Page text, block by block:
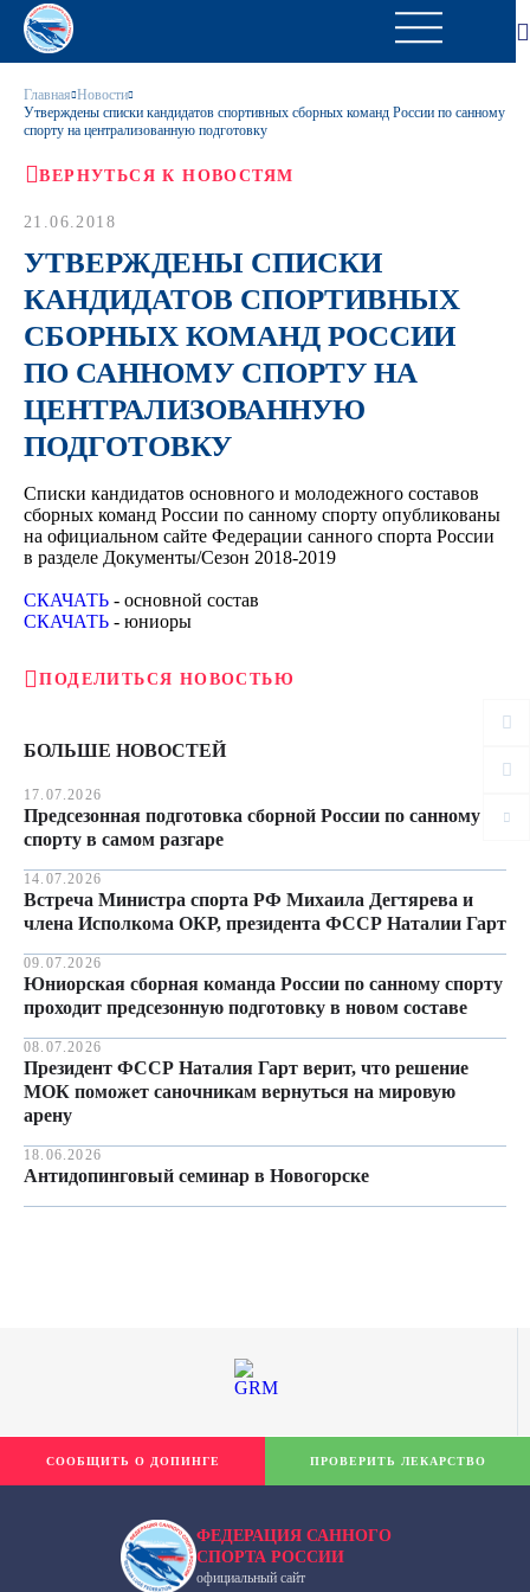
Главная Новости
Утверждены списки кандидатов спортивных сборных команд России по санному
спорту на централизованную подготовку
ВЕРНУТЬСЯ К НОВОСТЯМ
21.06.2018
УТВЕРЖДЕНЫ СПИСКИ
КАНДИДАТОВ СПОРТИВНЫХ
СБОРНЫХ КОМАНД РОССИИ
ПО САННОМУ СПОРТУ НА
ЦЕНТРАЛИЗОВАННУЮ
ПОДГОТОВКУ
Списки кандидатов основного и молодежного составов
сборных команд России по санному спорту опубликованы
на официальном сайте Федерации санного спорта России
в разделе Документы/Сезон 2018-2019
СКАЧАТЬ - основной состав
СКАЧАТЬ - юниоры
ПОДЕЛИТЬСЯ НОВОСТЬЮ
БОЛЬШЕ НОВОСТЕЙ
17.07.2026
Предсезонная подготовка сборной России по санному
спорту в самом разгаре
14.07.2026
Встреча Министра спорта РФ Михаила Дегтярева и
члена Исполкома ОКР, президента ФССР Наталии Гарт
09.07.2026
Юниорская сборная команда России по санному спорту
проходит предсезонную подготовку в новом составе
08.07.2026
Президент ФССР Наталия Гарт верит, что решение
МОК поможет саночникам вернуться на мировую
арену
18.06.2026
Антидопинговый семинар в Новогорске
ФЕДЕРАЦИЯ САННОГО
СПОРТА РОССИИ
официальный сайт
СООБЩИТЬ О ДОПИНГЕ ПРОВЕРИТЬ ЛЕКАРСТВО